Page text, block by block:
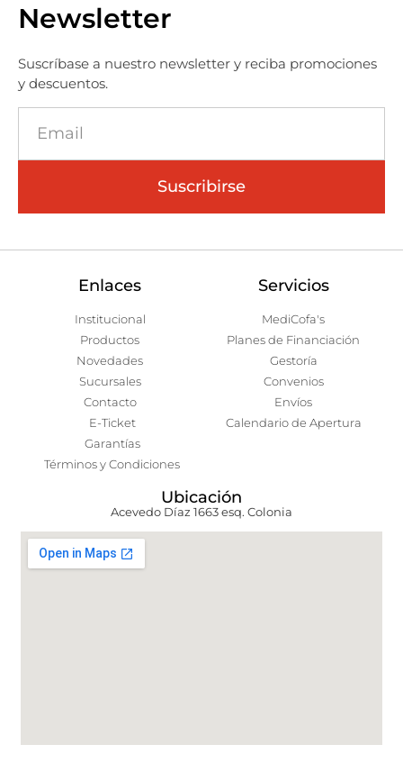
Newsletter
Suscríbase a nuestro newsletter y reciba promociones
y descuentos.
Suscribirse
Enlaces
Institucional
Productos
Novedades
Sucursales
Contacto
E-Ticket
Garantías
Términos y Condiciones
Servicios
MediCofa's
Planes de Financiación
Gestoría
Convenios
Envíos
Calendario de Apertura
Ubicación
Acevedo Díaz 1663 esq. Colonia